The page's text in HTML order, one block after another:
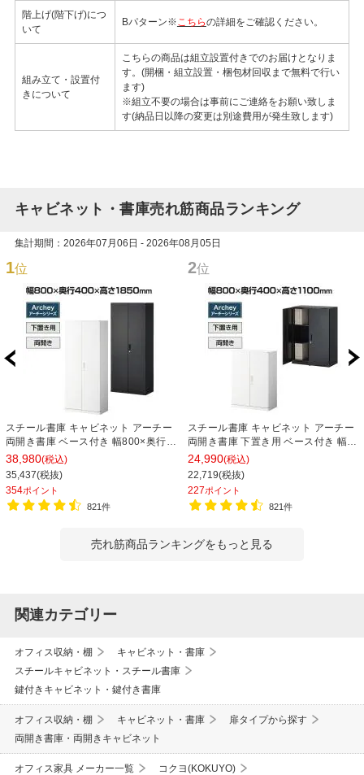
階上げ(階下げ)につ
いて
Bパターン※こちらの詳細をご確認ください。
組み立て・設置付
きについて
こちらの商品は組立設置付きでのお届けとなりま
す。(開梱・組立設置・梱包材回収まで無料で行い
ます)
※組立不要の場合は事前にご連絡をお願い致しま
す(納品日以降の変更は別途費用が発生致します)
キャビネット・書庫売れ筋商品ランキング
集計期間：2026年07月06日 - 2026年08月05日
1位
スチール書庫 キャビネット アーチー
両開き書庫 ベース付き 幅800×奥行
400×高さ1850mm
38,980(税込)
35,437(税抜)
354ポイント
821件
2位
スチール書庫 キャビネット アーチー
両開き書庫 下置き用 ベース付き 幅
800×奥行400×高さ1100mm
24,990(税込)
22,719(税抜)
227ポイント
821件
売れ筋商品ランキングをもっと見る
関連カテゴリー
オフィス収納・棚
キャビネット・書庫
スチールキャビネット・スチール書庫
鍵付きキャビネット・鍵付き書庫
オフィス収納・棚 キャビネット・書庫
扉タイプから探す
両開き書庫・両開きキャビネット
オフィス家具 メーカー一覧
コクヨ(KOKUYO)